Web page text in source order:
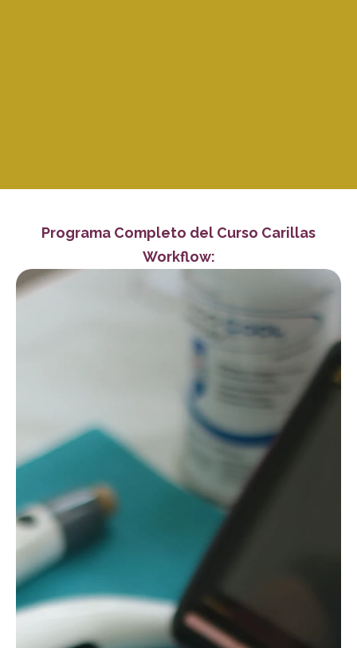
Programa Completo del Curso Carillas
Workflow: